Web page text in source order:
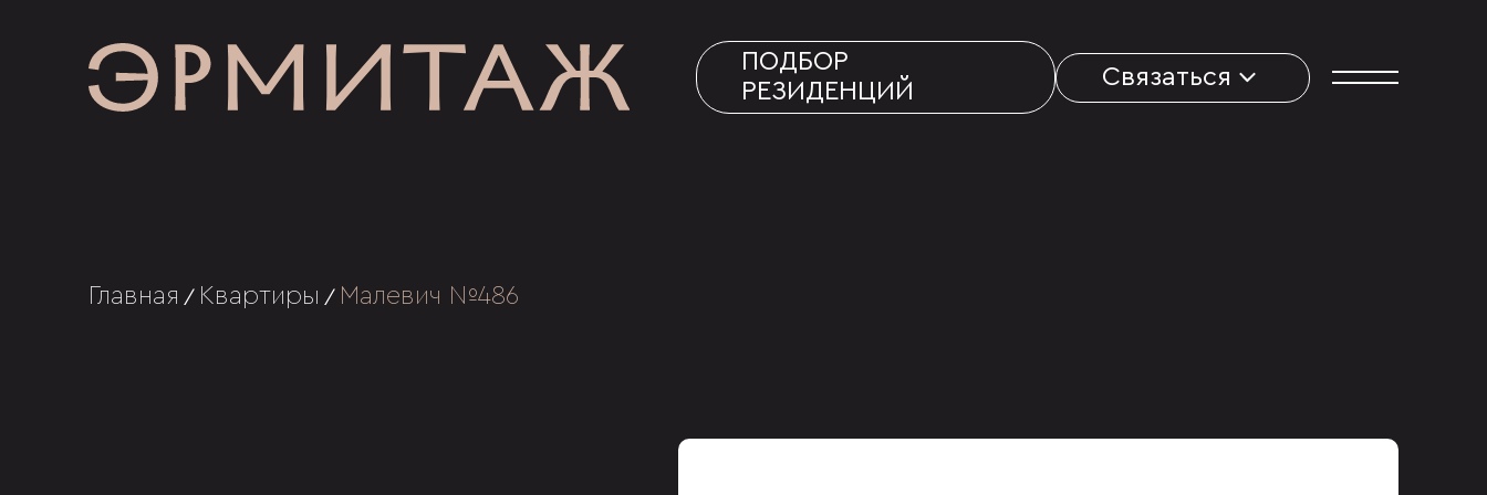
ПОДБОР
РЕЗИДЕНЦИЙ
Связаться
Главная / Квартиры / Малевич №486